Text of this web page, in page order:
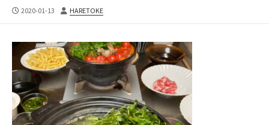
公
2020-01-13
投
HARETOKE